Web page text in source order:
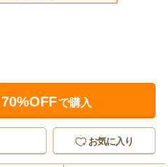
70%OFFで購入
お気に入り